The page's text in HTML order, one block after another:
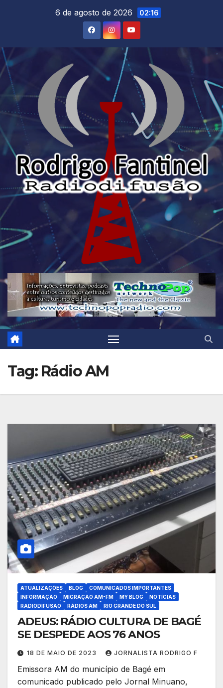
6 de agosto de 2026 02:16
Tag: Rádio AM
ATUALIZAÇÕES BLOG
COMUNICADOS IMPORTANTES
INFORMAÇÃO
MIGRAÇÃO AM-FM MY BLOG
NOTÍCIAS
RADIODIFUSÃO
RÁDIOS AM RIO GRANDE DO SUL
ADEUS: RÁDIO CULTURA DE BAGÉ
SE DESPEDE AOS 76 ANOS
18 DE MAIO DE 2023 JORNALISTA RODRIGO F
Emissora AM do município de Bagé em
comunicado publicado pelo Jornal Minuano,